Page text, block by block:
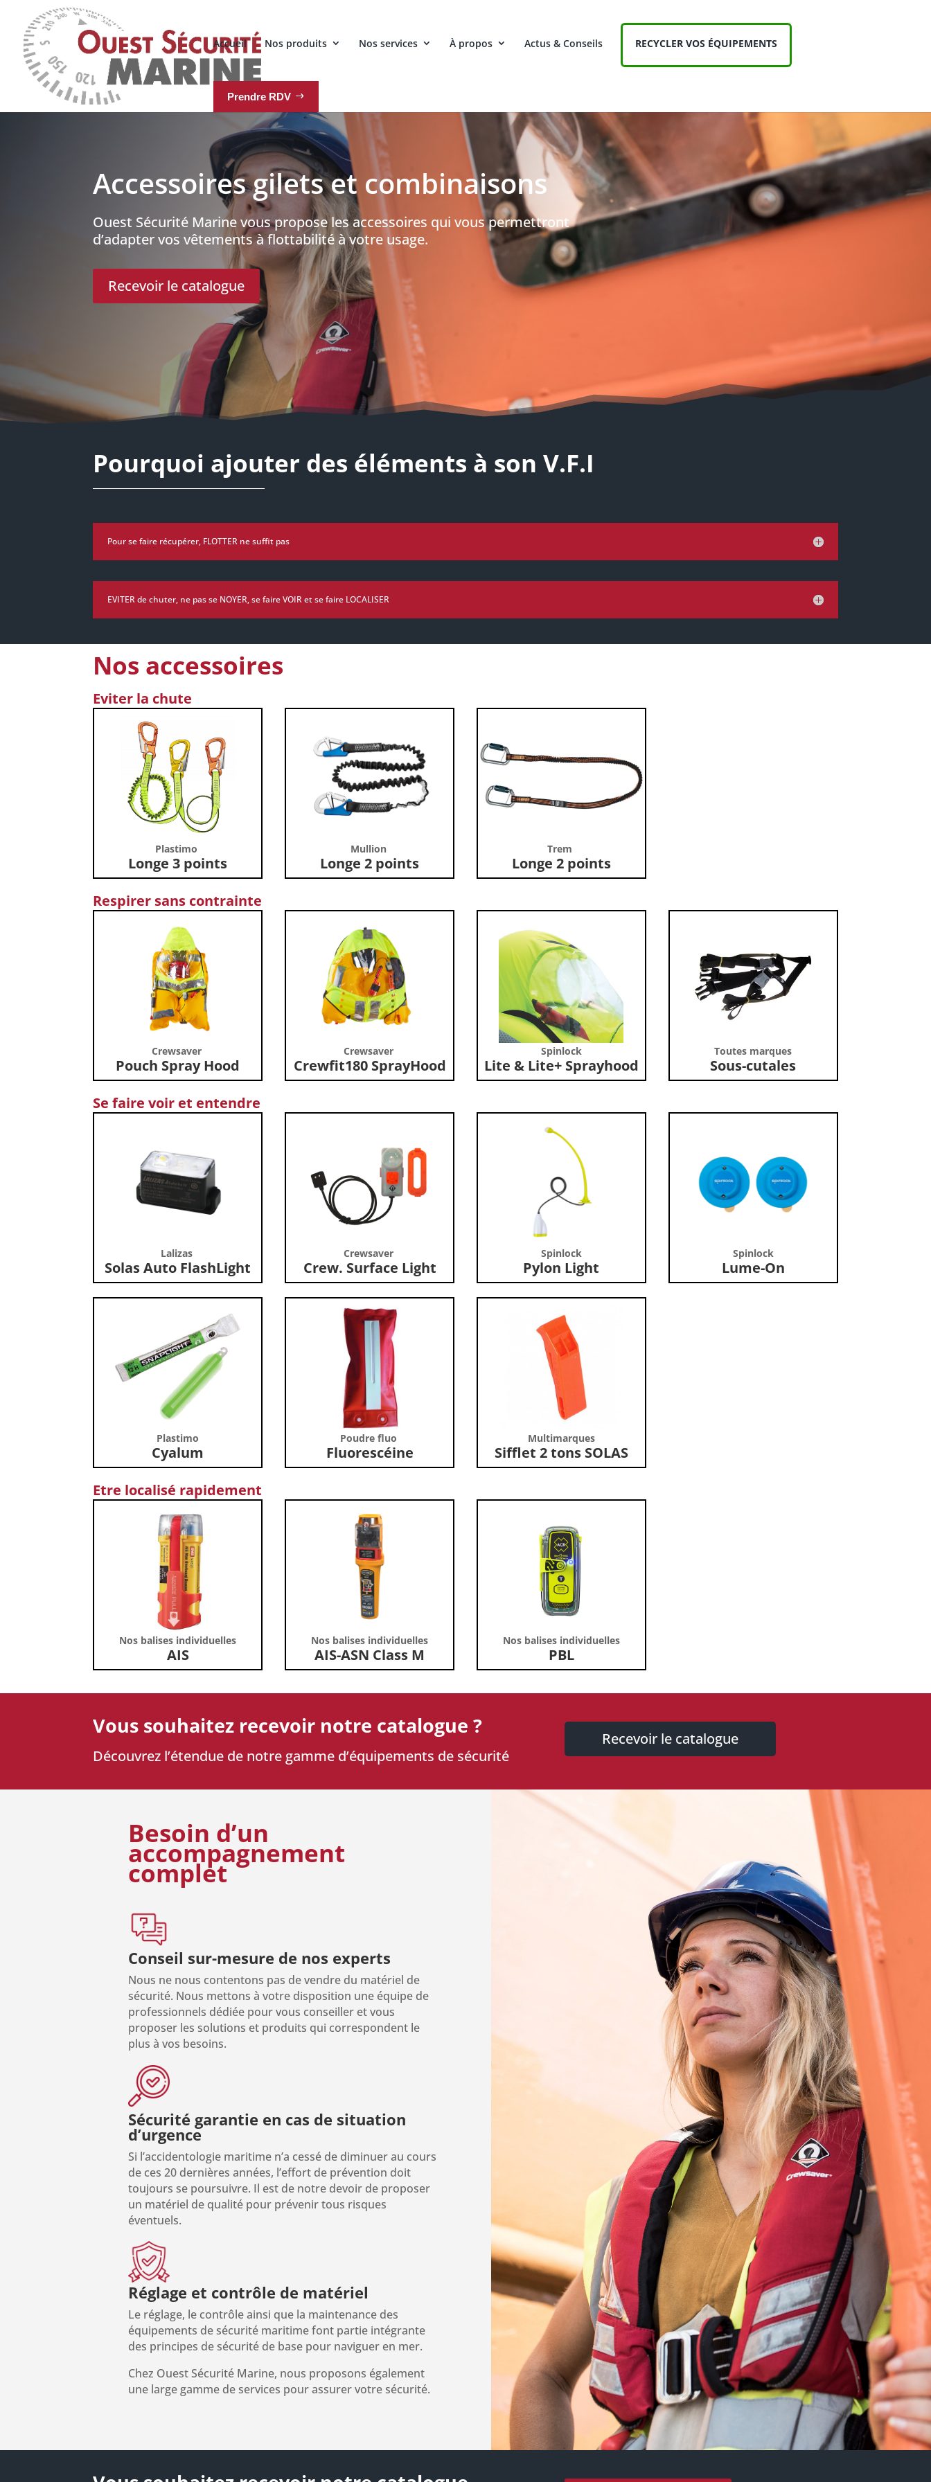
Accueil Nos produits Nos services À propos Actus & Conseils RECYCLER VOS ÉQUIPEMENTS
Prendre RDV
Accessoires gilets et combinaisons
Ouest Sécurité Marine vous propose les accessoires qui vous permettront
d’adapter vos vêtements à flottabilité à votre usage.
Recevoir le catalogue
Pourquoi ajouter des éléments à son V.F.I
Pour se faire récupérer, FLOTTER ne suffit pas
EVITER de chuter, ne pas se NOYER, se faire VOIR et se faire LOCALISER
Nos accessoires
Eviter la chute
Plastimo
Longe 3 points
Mullion
Longe 2 points
Trem
Longe 2 points
Respirer sans contrainte
Crewsaver
Pouch Spray Hood
Crewsaver
Crewfit180 SprayHood
Spinlock
Lite & Lite+ Sprayhood
Toutes marques
Sous-cutales
Se faire voir et entendre
Lalizas
Solas Auto FlashLight
Crewsaver
Crew. Surface Light
Spinlock
Pylon Light
Spinlock
Lume-On
Plastimo
Cyalum
Poudre fluo
Fluorescéine
Multimarques
Sifflet 2 tons SOLAS
Etre localisé rapidement
Nos balises individuelles
AIS
Nos balises individuelles
AIS-ASN Class M
Nos balises individuelles
PBL
Vous souhaitez recevoir notre catalogue ?
Découvrez l’étendue de notre gamme d’équipements de sécurité
Recevoir le catalogue
Besoin d’un
accompagnement
complet
Conseil sur-mesure de nos experts
Nous ne nous contentons pas de vendre du matériel de
sécurité. Nous mettons à votre disposition une équipe de
professionnels dédiée pour vous conseiller et vous
proposer les solutions et produits qui correspondent le
plus à vos besoins.
Sécurité garantie en cas de situation
d’urgence
Si l’accidentologie maritime n’a cessé de diminuer au cours
de ces 20 dernières années, l’effort de prévention doit
toujours se poursuivre. Il est de notre devoir de proposer
un matériel de qualité pour prévenir tous risques
éventuels.
Réglage et contrôle de matériel
Le réglage, le contrôle ainsi que la maintenance des
équipements de sécurité maritime font partie intégrante
des principes de sécurité de base pour naviguer en mer.
Chez Ouest Sécurité Marine, nous proposons également
une large gamme de services pour assurer votre sécurité.